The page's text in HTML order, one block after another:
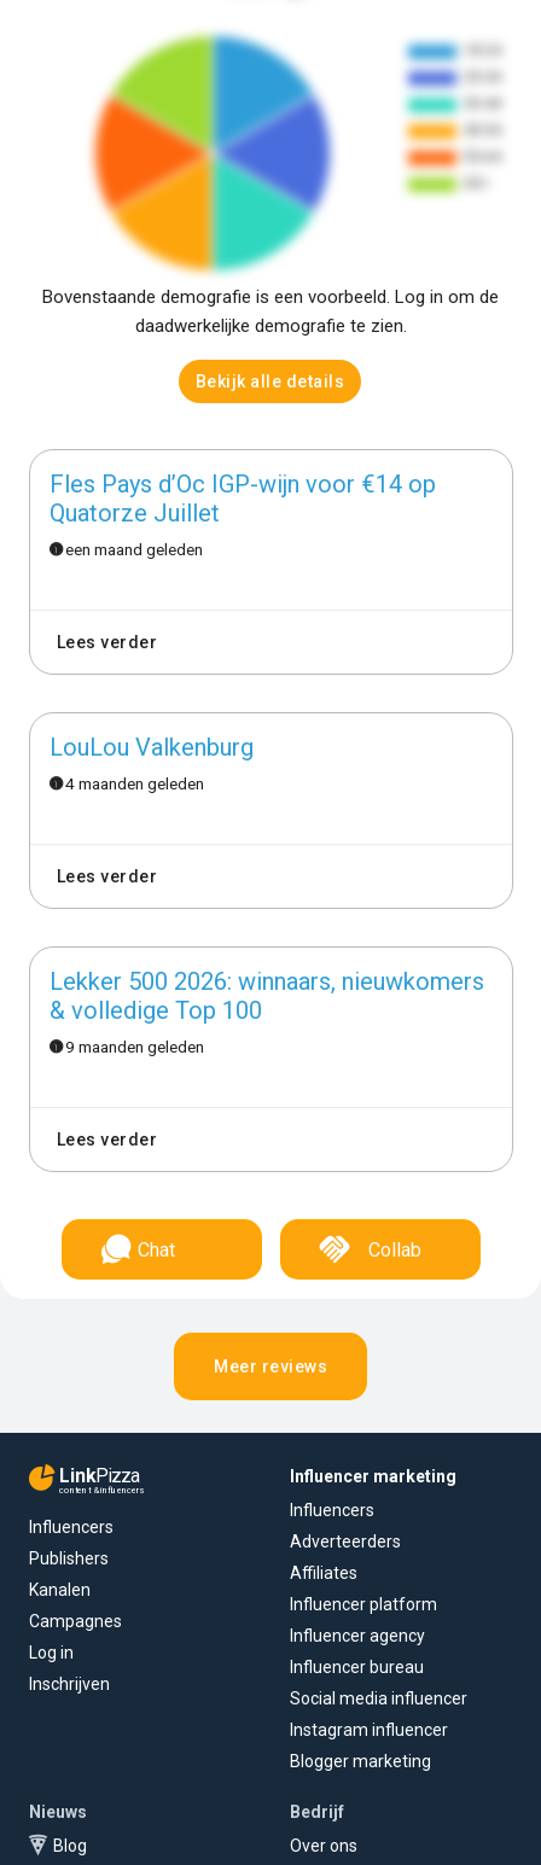
Bovenstaande demografie is een voorbeeld. Log in om de
daadwerkelijke demografie te zien.
Bekijk alle details
Fles Pays d’Oc IGP-wijn voor €14 op
Quatorze Juillet
een maand geleden
Lees verder
LouLou Valkenburg
4 maanden geleden
Lees verder
Lekker 500 2026: winnaars, nieuwkomers
& volledige Top 100
9 maanden geleden
Lees verder
Chat Collab
Meer reviews
LinkPizza
content & influencers
Influencers
Publishers
Kanalen
Campagnes
Log in
Inschrijven
Influencer marketing
Influencers
Adverteerders
Affiliates
Influencer platform
Influencer agency
Influencer bureau
Social media influencer
Instagram influencer
Blogger marketing
Nieuws
Blog
Bedrijf
Over ons